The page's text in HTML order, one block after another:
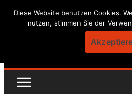
SkipDiese Website benutzen Cookies.
nutzen, stimmen Sie der